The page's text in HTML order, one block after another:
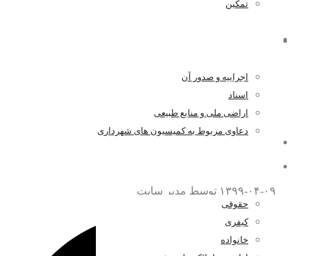
تمکین
اجراییه و صدور آن
اسناد
اراضی ملی و منابع طبیعی
دعاوی مربوط به کمیسیون های شهرداری
حقوقی
کیفری
خانواده
۱۳۹۸-۱۲-۱۴
همه چیز درباره قتل عمد
۱۳۹۹-۰۴-۰۹ توسط مدیر سایت